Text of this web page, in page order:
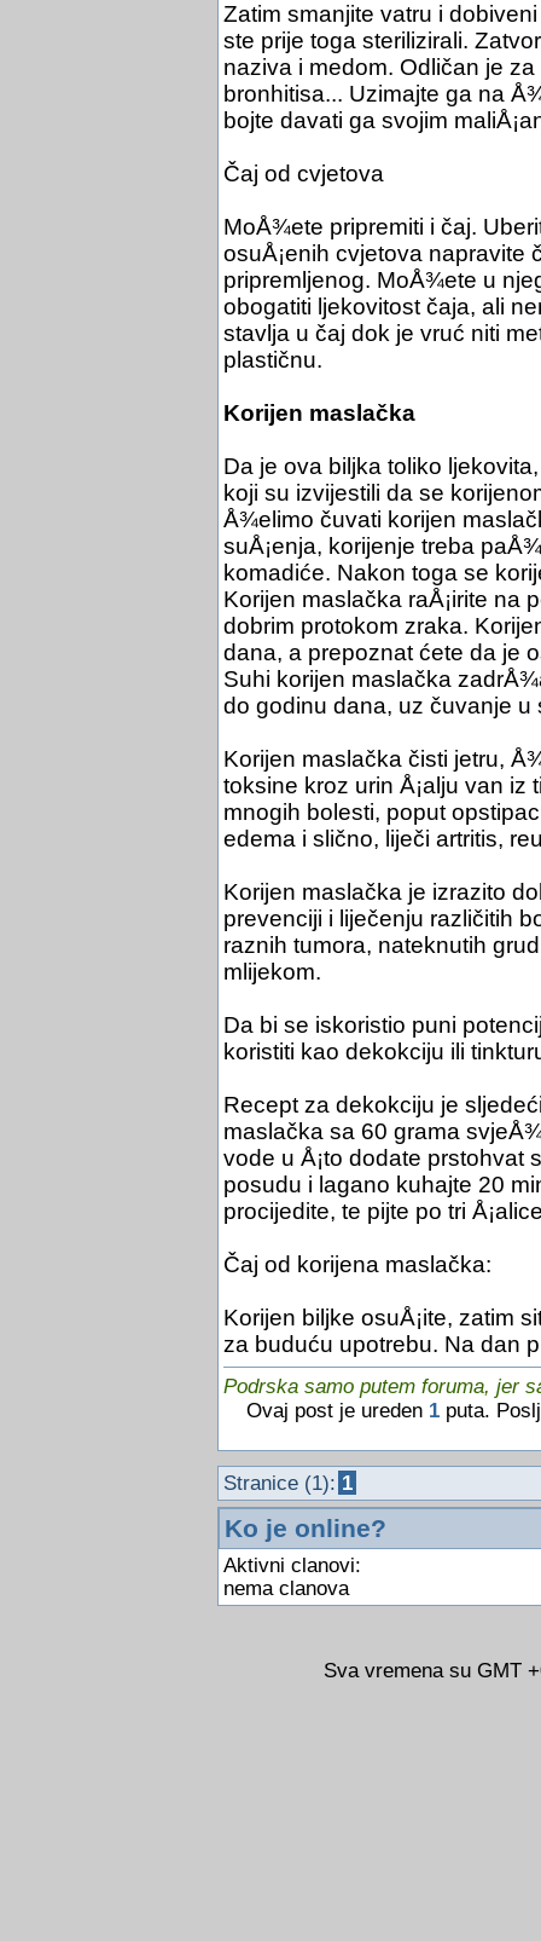
Zatim smanjite vatru i
ste prije toga sterilizirali.
naziva i medom. Odličan je
bronhitisa... Uzimajte ga na
bojte davati ga svojim
Čaj od cvjetova
MoÅ¾ete pripremiti i čaj.
osuÅ¡enih cvjetova napravite
pripremljenog. MoÅ¾ete u
obogatiti ljekovitost čaja, ali
stavlja u čaj dok je vruć niti
plastičnu.
Korijen maslačka
Da je ova biljka toliko
koji su izvijestili da se
Å¾elimo čuvati korijen
suÅ¡enja, korijenje treba
komadiće. Nakon toga se
Korijen maslačka raÅ¡irite na
dobrim protokom zraka.
dana, a prepoznat ćete da je
Suhi korijen maslačka
do godinu dana, uz čuvanje u
Korijen maslačka čisti jetru,
toksine kroz urin Å¡alju van iz
mnogih bolesti, poput
edema i slično, liječi artritis,
Korijen maslačka je izrazito
prevenciji i liječenju različitih
raznih tumora, nateknutih
mlijekom.
Da bi se iskoristio puni
koristiti kao dekokciju ili
Recept za dekokciju je
maslačka sa 60 grama
vode u Å¡to dodate prstohvat
posudu i lagano kuhajte 20
procijedite, te pijte po tri
Čaj od korijena maslačka:
Korijen biljke osuÅ¡ite, zatim
za buduću upotrebu. Na dan
Podrska samo putem foruma, jer
Ovaj post je ureden 1puta.
Stranice (1): 1
Ko je online?
Aktivni clanovi:
nema clanova
Sva vremena su GMT